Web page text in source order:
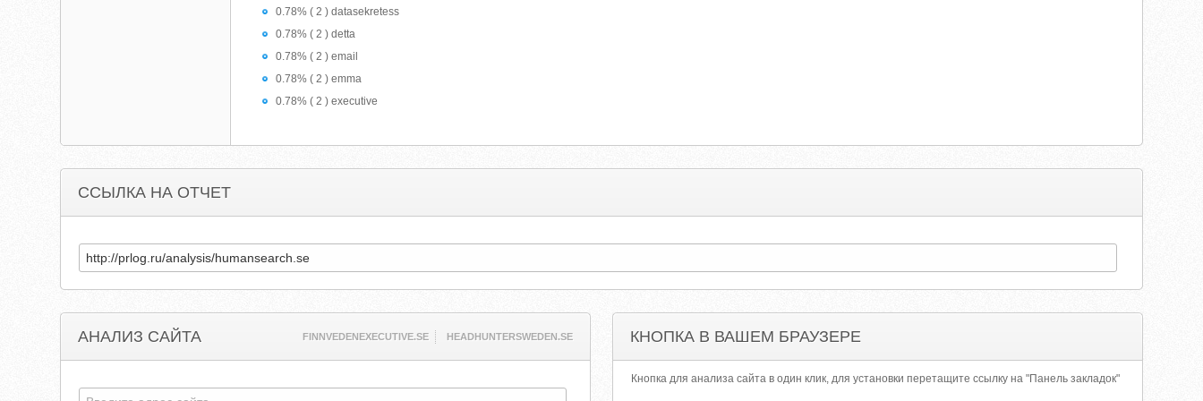
0.78% ( 2 ) datasekretess
0.78% ( 2 ) detta
0.78% ( 2 ) email
0.78% ( 2 ) emma
0.78% ( 2 ) executive
ССЫЛКА НА ОТЧЕТ
АНАЛИЗ САЙТА FINNVEDENEXECUTIVE.SE HEADHUNTERSWEDEN.SE КНОПКА В ВАШЕМ БРАУЗЕРЕ
Кнопка для анализа сайта в один клик, для установки перетащите ссылку на "Панель закладок"